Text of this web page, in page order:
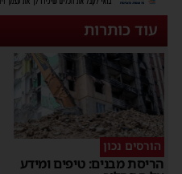
עוד כותרות
הורסים נכון
הריסת מבנים: טיפים ומידע